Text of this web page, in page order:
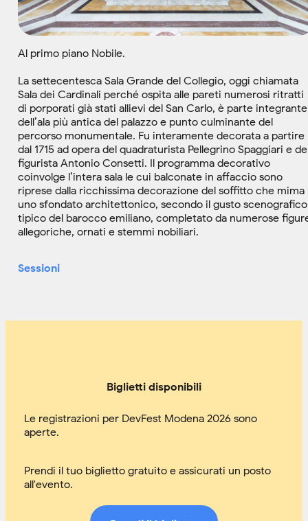
Al primo piano Nobile.
La settecentesca Sala Grande del Collegio, oggi chiamata
Sala dei Cardinali perché ospita alle pareti numerosi ritratti
di porporati già stati allievi del San Carlo, è parte integrante
dell’ala più antica del palazzo e punto culminante del
percorso monumentale. Fu interamente decorata a partire
dal 1715 ad opera del quadraturista Pellegrino Spaggiari e
figurista Antonio Consetti. Il programma decorativo
coinvolge l’intera sala le cui balconate in affaccio sono
riprese dalla ricchissima decorazione del soffitto che mima
uno sfondato architettonico, secondo il gusto scenografico
tipico del barocco emiliano, completato da numerose
allegoriche, ornati e stemmi nobiliari.
Sessioni
Biglietti disponibili
Le registrazioni per DevFest Modena 2026 sono
aperte.
Prendi il tuo biglietto gratuito e assicurati un posto
all'evento.